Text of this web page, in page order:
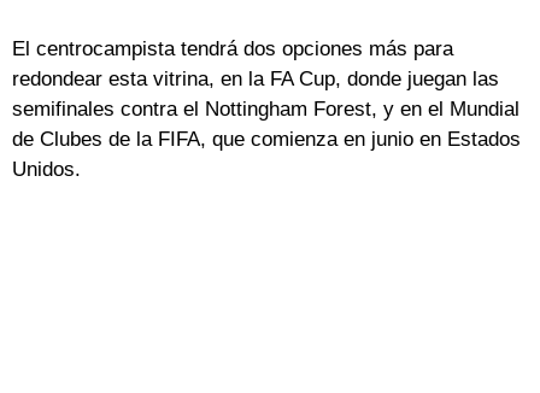
El centrocampista tendrá dos opciones más para
redondear esta vitrina, en la FA Cup, donde juegan las
semifinales contra el Nottingham Forest, y en el Mundial
de Clubes de la FIFA, que comienza en junio en Estados
Unidos.